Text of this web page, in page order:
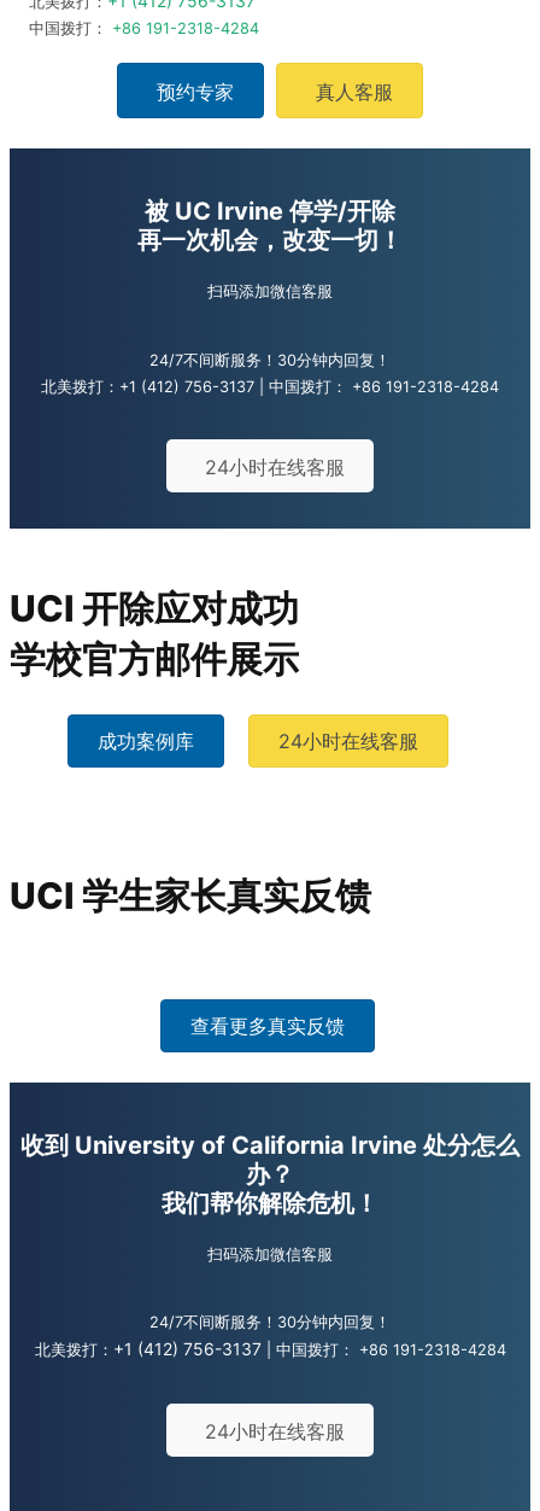
中国拨打： +86 191-2318-4284
预约专家 真人客服
被 UC Irvine 停学/开除
再一次机会，改变一切！
扫码添加微信客服
24/7不间断服务！30分钟内回复！
北美拨打： +1 (412) 756-3137 | 中国拨打： +86 191-2318-4284
24小时在线客服
UCI 开除应对成功
学校官方邮件展示
成功案例库 24小时在线客服
UCI 学生家长真实反馈
查看更多真实反馈
收到 University of California Irvine 处分怎么
办？
我们帮你解除危机！
扫码添加微信客服
24/7不间断服务！30分钟内回复！
北美拨打： +1 (412) 756-3137 | 中国拨打： +86 191-2318-4284
24小时在线客服